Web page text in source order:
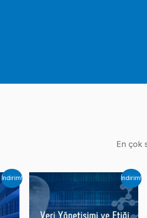
İndirim! İndirim!